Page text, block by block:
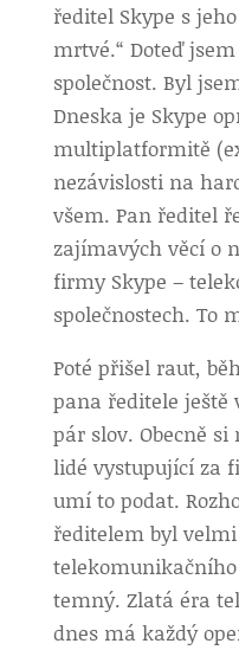
ředitel Skype s
mrtvé.“ Doteď
společnost. Byl
Dneska je Skype
multiplatformitě
nezávislosti na
všem. Pan ředitel
zajímavých věcí o
firmy Skype –
společnostech. To
Poté přišel raut,
pana ředitele
pár slov. Obecně
lidé vystupující za
umí to podat.
ředitelem byl
temný. Zlatá éra
dnes má každý